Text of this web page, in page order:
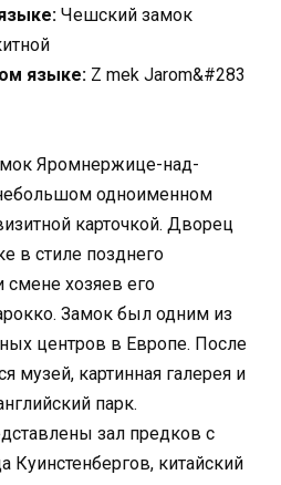
Чешский замок
языке: Z mek Jarom&#283
Яромнержице-над-
одноименном
карточкой. Дворец
в стиле позднего
смене хозяев его
Замок был одним из
центров в Европе. После
музей, картинная галерея и
парк.
зал предков с
Куинстенбергов, китайский